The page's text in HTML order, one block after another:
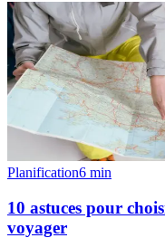
Planification6 min
10 astuces pour
voyager